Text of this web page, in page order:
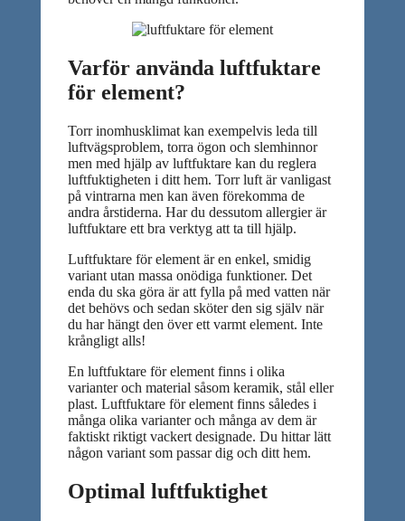
Varför använda luftfuktare
för element?
Torr inomhusklimat kan exempelvis leda till
luftvägsproblem, torra ögon och slemhinnor
men med hjälp av luftfuktare kan du reglera
luftfuktigheten i ditt hem. Torr luft är vanligast
på vintrarna men kan även förekomma de
andra årstiderna. Har du dessutom allergier är
luftfuktare ett bra verktyg att ta till hjälp.
Luftfuktare för element är en enkel, smidig
variant utan massa onödiga funktioner. Det
enda du ska göra är att fylla på med vatten när
det behövs och sedan sköter den sig själv när
du har hängt den över ett varmt element. Inte
krångligt alls!
En luftfuktare för element finns i olika
varianter och material såsom keramik, stål eller
plast. Luftfuktare för element finns således i
många olika varianter och många av dem är
faktiskt riktigt vackert designade. Du hittar lätt
någon variant som passar dig och ditt hem.
Optimal luftfuktighet